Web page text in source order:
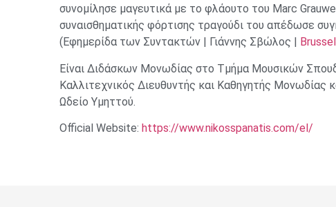
συνομίλησε μαγευτικά με το φλάουτο του Marc
συναισθηματικής φόρτισης τραγούδι του απέδωσε
(Εφημερίδα των Συντακτών | Γιάννης Σβώλος |
Είναι Διδάσκων Μονωδίας στο Τμήμα Μουσικών
Καλλιτεχνικός Διευθυντής και Καθηγητής
Ωδείο Υμηττού.
Official Website: https://www.nikosspanatis.com/el/